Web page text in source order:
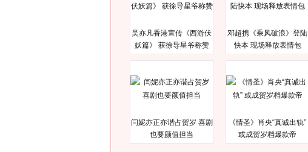
吴亦凡香港宣传《西游伏
妖篇》 获徐导星爷称赞
邓超携《乘风破浪》登陆
快本 现场释放表情包
闫妮亦正亦谐占贺岁 喜剧
也要颜值担当
《情圣》肖央“真诚出轨”
或成贺岁档爆款帝